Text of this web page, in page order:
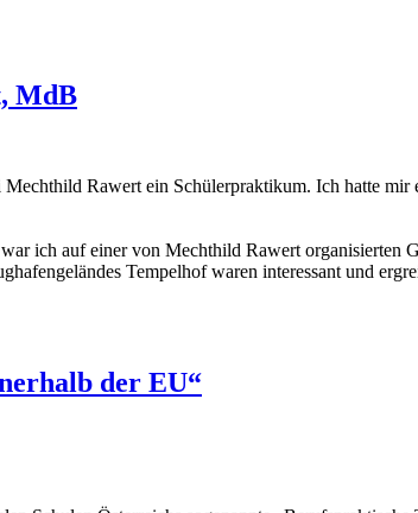
MdB
Rawert ein Schülerpraktikum. Ich hatte
ich auf einer von Mechthild Rawert organisierten
Tempelhof waren interessant und
der EU“